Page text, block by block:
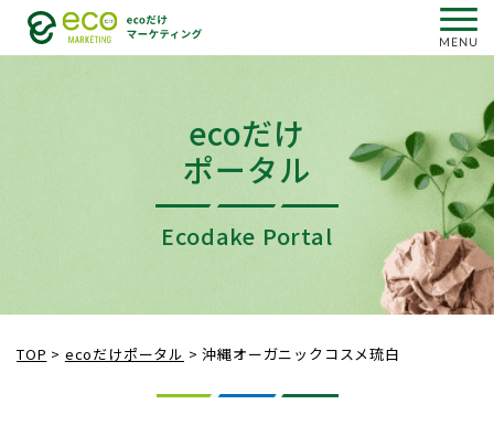
ecoだけ
ポータル
Ecodake Portal
TOP > ecoだけポータル >沖縄オーガニックコスメ琉白